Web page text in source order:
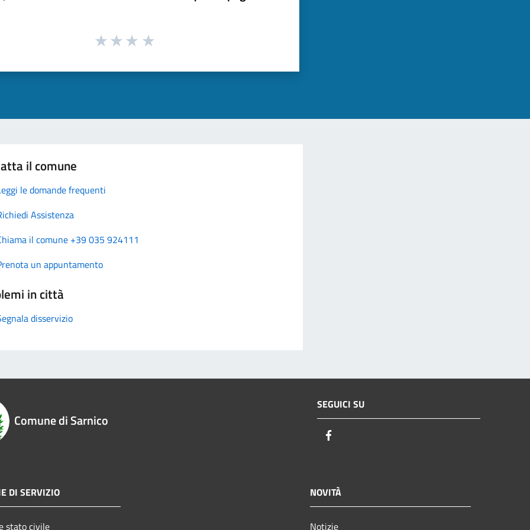
il comune
le domande frequenti
Assistenza
il comune +39 035 924111
un appuntamento
in città
disservizio
Comune di Sarnico
SEGUICI SU
DI SERVIZIO
stato civile
NOVITÀ
Notizie